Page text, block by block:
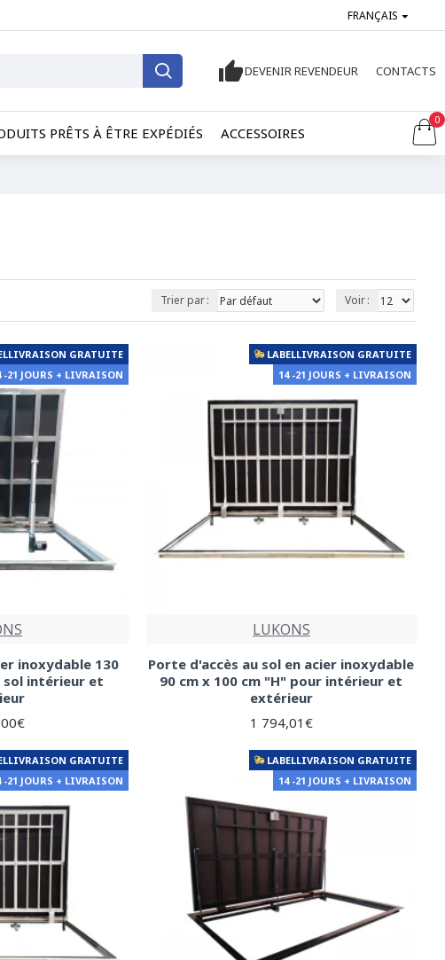
FRANÇAIS
DEVENIR REVENDEUR CONTACTS
PRÊTS À ÊTRE EXPÉDIÉS ACCESSOIRES
0
Trier par : Voir :
GRATUITE
-21 JOURS + LIVRAISON
inoxydable 130
sol intérieur et
LABELLIVRAISON GRATUITE
14 -21 JOURS + LIVRAISON
LUKONS
Porte d'accès au sol en acier inoxydable
90 cm x 100 cm "H" pour intérieur et
extérieur
1 794,01€
GRATUITE
-21 JOURS + LIVRAISON
LABELLIVRAISON GRATUITE
14 -21 JOURS + LIVRAISON